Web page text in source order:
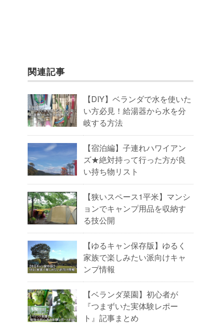
関連記事
【DIY】ベランダで水を使いた
い方必見！給湯器から水を分
岐する方法
【宿泊編】子連れハワイアン
ズ★絶対持って行った方が良
い持ち物リスト
【狭いスペース1平米】マンシ
ョンでキャンプ用品を収納す
る技公開
【ゆるキャン保存版】ゆるく
家族で楽しみたい派向けキャ
ンプ情報
【ベランダ菜園】初心者が
『つまずいた実体験レポー
ト』記事まとめ